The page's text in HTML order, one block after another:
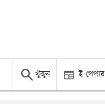
খুঁজুন ই-পেপার